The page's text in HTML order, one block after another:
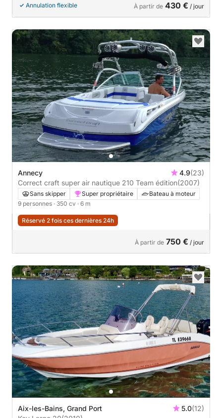
Annulation flexible À partir de 430 € / jour
Annecy 4.9(23)
Correct craft super air nautique 210 Team édition(2007)
Sans skipper Super propriétaire
Bateau à moteur
9 personnes · 350 cv · 6 m
Réservé 2 fois ces dernières 24h
À partir de 750 € / jour
Aix-les-Bains, Grand Port 5.0(12)